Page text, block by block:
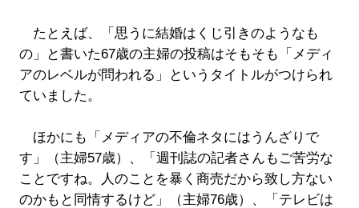
たとえば、「思うに結婚はくじ引きのようなも
の」と書いた67歳の主婦の投稿はそもそも「メディ
アのレベルが問われる」というタイトルがつけられ
ていました。
ほかにも「メディアの不倫ネタにはうんざりで
す」（主婦57歳）、「週刊誌の記者さんもご苦労な
ことですね。人のことを暴く商売だから致し方ない
のかもと同情するけど」（主婦76歳）、「テレビは